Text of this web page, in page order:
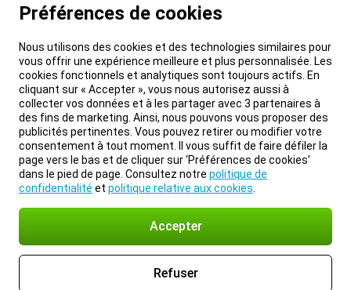
Préférences de cookies
Nous utilisons des cookies et des technologies similaires pour
vous offrir une expérience meilleure et plus personnalisée. Les
cookies fonctionnels et analytiques sont toujours actifs. En
cliquant sur « Accepter », vous nous autorisez aussi à
collecter vos données et à les partager avec 3 partenaires à
des fins de marketing. Ainsi, nous pouvons vous proposer des
publicités pertinentes. Vous pouvez retirer ou modifier votre
consentement à tout moment. Il vous suffit de faire défiler la
page vers le bas et de cliquer sur ‘Préférences de cookies’
dans le pied de page. Consultez notre politique de
confidentialité et politique relative aux cookies
Accepter
Refuser